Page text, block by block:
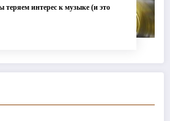
интерес к музыке (и это